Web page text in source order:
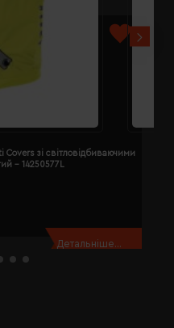
Covers зі світловідбиваючими
- 14250577L
Детальніше...